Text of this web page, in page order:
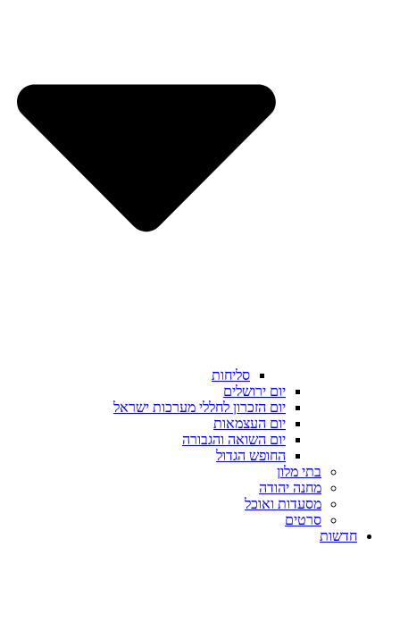
סליחות
יום ירושלים
יום הזכרון לחללי מערכות ישראל
יום העצמאות
יום השואה והגבורה
החופש הגדול
בתי מלון
מחנה יהודה
מסעדות ואוכל
סרטים
חדשות